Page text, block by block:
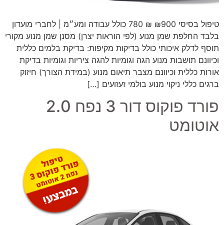
טיפול בסיסי ₪900 ₪ 780 כולל עבודה ומע״מ | לחברי מועדון
בלבד החלפת שמן מנוע (לפי הוראות יצרן) מסנן שמן מנוע מקורי
תוסף לדלק איכותי כולל בדיקות מקיפות: בדיקת בלמים כללית
וכיוונם תושבות מנוע הגה וגומיות להגה ציריות וגומיות בדיקת
אורות כללית וכיוונם מצבר תיאום מנוע (במידת הצורך) חיזוק
ברגים כללי ניקוי מנוע בולמי זעזועים […]
פורד פוקוס דור 3 נפח 2.0
אוטומט